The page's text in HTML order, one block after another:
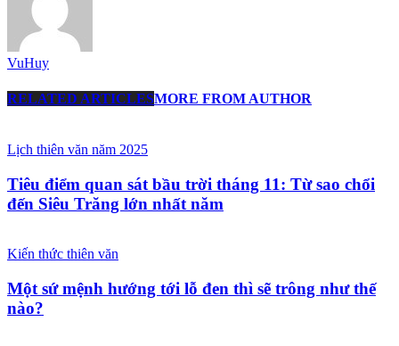
VuHuy
RELATED ARTICLESMORE FROM AUTHOR
Lịch thiên văn năm 2025
Tiêu điểm quan sát bầu trời tháng 11: Từ sao chổi
đến Siêu Trăng lớn nhất năm
Kiến thức thiên văn
Một sứ mệnh hướng tới lỗ đen thì sẽ trông như thế
nào?